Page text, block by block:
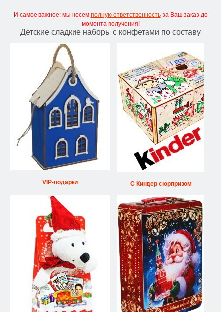
И самое важное: мы несем полную ответственностьза Ваш заказ до
момента получения!
Детские сладкие наборы с конфетами по составу
VIP-подарки С Киндер сюрпризом